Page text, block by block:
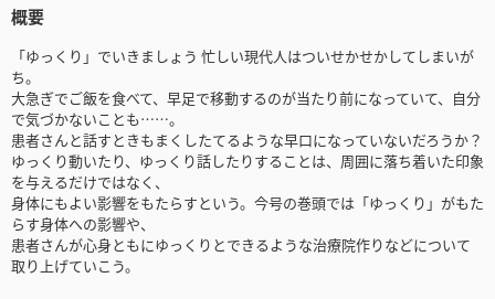
概要
「ゆっくり」でいきましょう 忙しい現代人はついせかせかしてしまいが
ち。
大急ぎでご飯を食べて、早足で移動するのが当たり前になっていて、自分
で気づかないことも……。
患者さんと話すときもまくしたてるような早口になっていないだろうか？
ゆっくり動いたり、ゆっくり話したりすることは、周囲に落ち着いた印象
を与えるだけではなく、
身体にもよい影響をもたらすという。今号の巻頭では「ゆっくり」がもた
らす身体への影響や、
患者さんが心身ともにゆっくりとできるような治療院作りなどについて
取り上げていこう。